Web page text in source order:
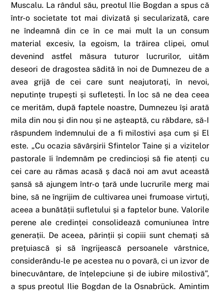
Muscalu. La rândul său, preotul Ilie Bogdan a spus că
într-o societate tot mai divizată și secularizată, care
ne îndeamnă din ce în ce mai mult la un consum
material excesiv, la egoism, la trăirea clipei, omul
devenind astfel măsura tuturor lucrurilor, uităm
deseori de dragostea sădită în noi de Dumnezeu de a
avea grijă de cei care sunt neajutorați, în nevoi,
neputințe trupești și sufletești. În loc să ne dea ceea
ce merităm, după faptele noastre, Dumnezeu își arată
mila din nou și din nou și ne așteaptă, cu răbdare, să-I
răspundem îndemnului de a fi milostivi așa cum și El
este. „Cu ocazia săvârșirii Sfintelor Taine și a vizitelor
pastorale îi îndemnăm pe credincioși să fie atenți cu
cei care au rămas acasă ș dacă noi am avut această
șansă să ajungem într-o țară unde lucrurile merg mai
bine, să ne îngrijim de cultivarea unei frumoase virtuți,
aceea a bunătății sufletului și a faptelor bune. Valorile
perene ale credinței consolidează comuniunea între
generații. De aceea, părinții și copiii sunt chemați să
prețuiască și să îngrijească persoanele vârstnice,
considerându-le pe acestea nu o povară, ci un izvor de
binecuvântare, de înțelepciune și de iubire milostivă”,
a spus preotul Ilie Bogdan de la Osnabrück. Amintim